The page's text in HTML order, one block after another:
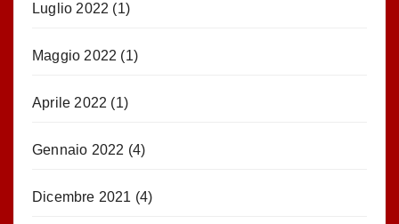
Luglio 2022 (1)
Maggio 2022 (1)
Aprile 2022 (1)
Gennaio 2022 (4)
Dicembre 2021 (4)